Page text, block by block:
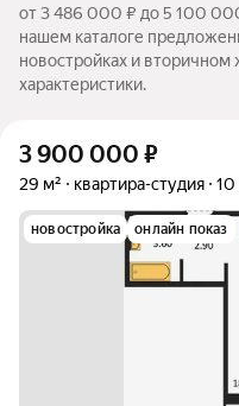
от 3 486 000 ₽ до 5 100
нашем каталоге
новостройках и
характеристики.
3 900 000 ₽
29 м² квартира-студия 10
новостройка онлайн показ